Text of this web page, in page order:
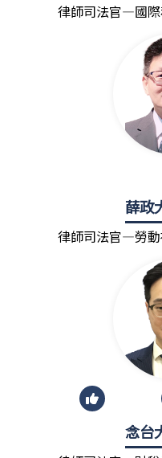
律師司法官—國
薛政
律師司法官—勞
念台